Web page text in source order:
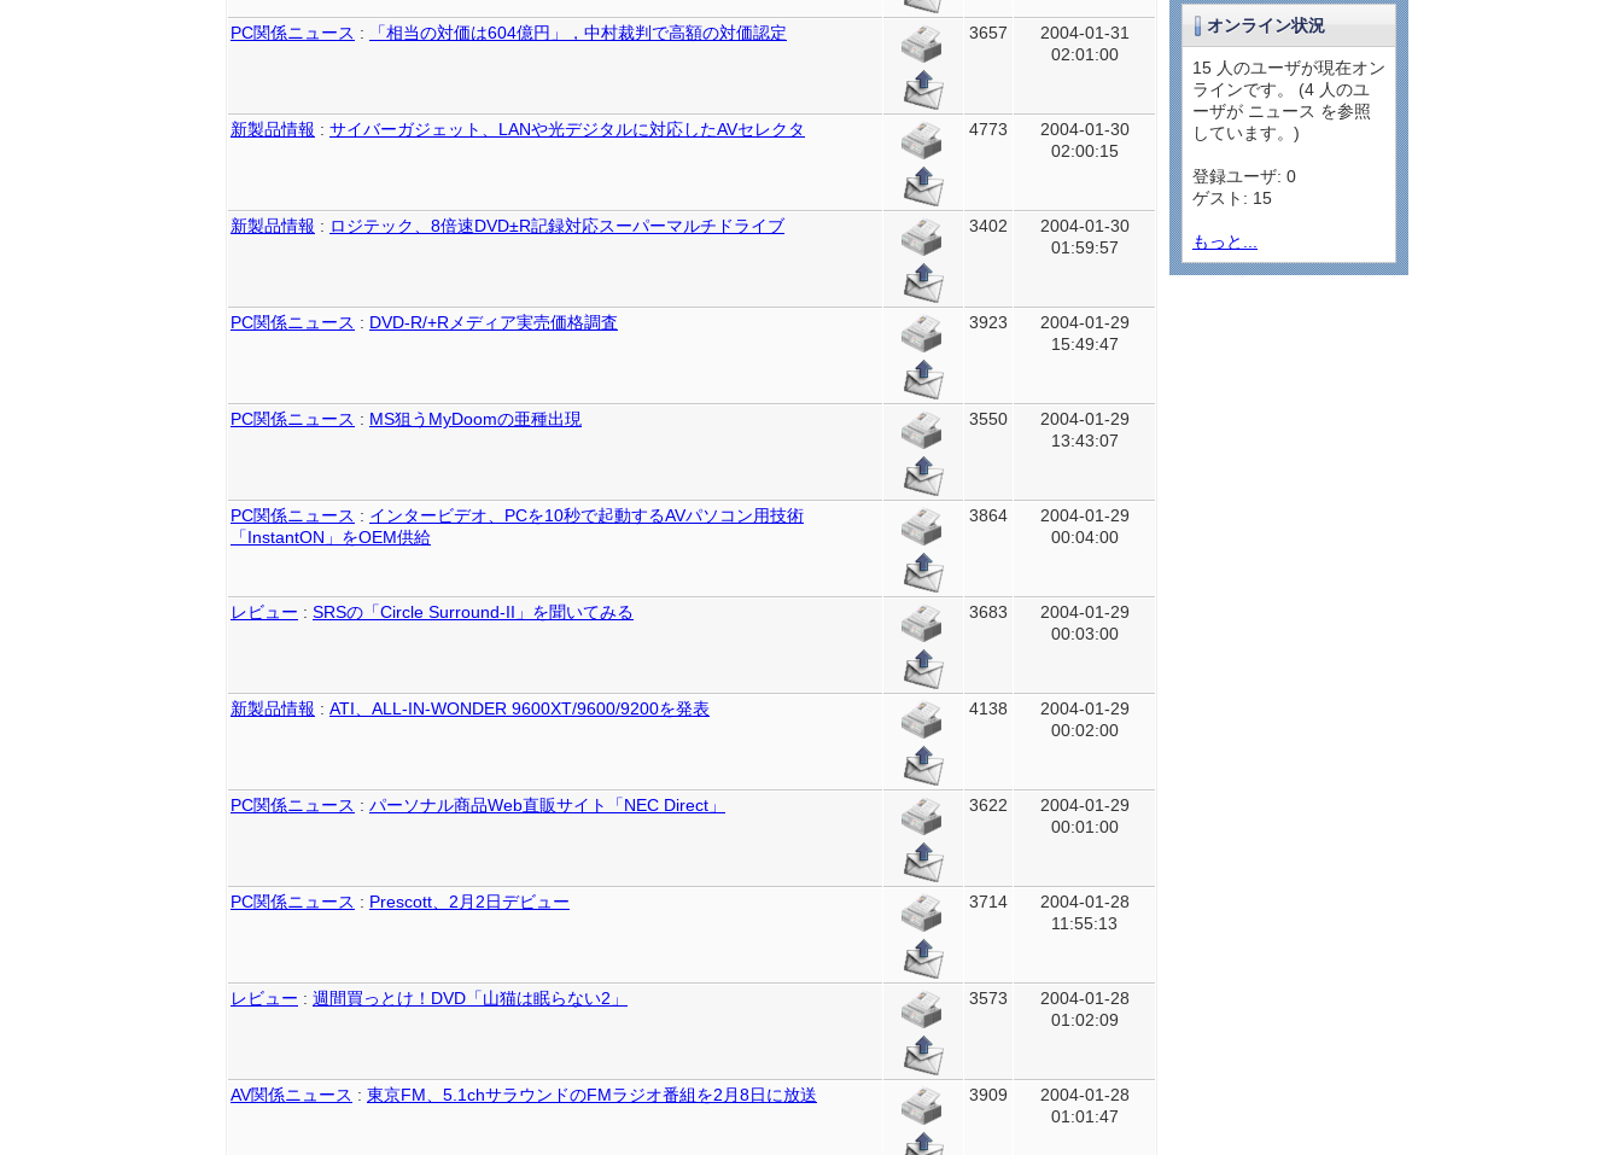
PC関係ニュース : 「相当の対価は604億円」，中村裁判で高額の対価認定 3657
2004-01-31
02:01:00
新製品情報 : サイバーガジェット、LANや光デジタルに対応したAVセレクタ 4773
2004-01-30
02:00:15
新製品情報 : ロジテック、8倍速DVD±R記録対応スーパーマルチドライブ 3402
2004-01-30
01:59:57
PC関係ニュース : DVD-R/+Rメディア実売価格調査 3923
2004-01-29
15:49:47
PC関係ニュース : MS狙うMyDoomの亜種出現 3550
2004-01-29
13:43:07
PC関係ニュース : インタービデオ、PCを10秒で起動するAVパソコン用技術
「InstantON」をOEM供給
3864
2004-01-29
00:04:00
レビュー : SRSの「Circle Surround-II」を聞いてみる 3683
2004-01-29
00:03:00
新製品情報 : ATI、ALL-IN-WONDER 9600XT/9600/9200を発表 4138
2004-01-29
00:02:00
PC関係ニュース : パーソナル商品Web直販サイト「NEC Direct」 3622
2004-01-29
00:01:00
PC関係ニュース : Prescott、2月2日デビュー 3714
2004-01-28
11:55:13
レビュー : 週間買っとけ！DVD「山猫は眠らない2」 3573
2004-01-28
01:02:09
AV関係ニュース : 東京FM、5.1chサラウンドのFMラジオ番組を2月8日に放送 3909
2004-01-28
01:01:47
オンライン状況
15 人のユーザが現在オン
ラインです。 (4 人のユ
ーザが ニュース を参照
しています。)
登録ユーザ: 0
ゲスト: 15
もっと...